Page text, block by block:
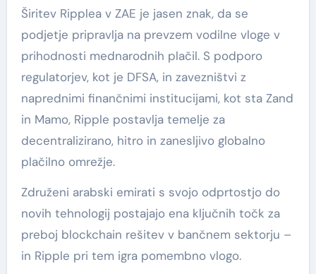
Širitev Ripplea v ZAE je jasen znak, da se
podjetje pripravlja na prevzem vodilne vloge v
prihodnosti mednarodnih plačil. S podporo
regulatorjev, kot je DFSA, in zavezništvi z
naprednimi finančnimi institucijami, kot sta Zand
in Mamo, Ripple postavlja temelje za
decentralizirano, hitro in zanesljivo globalno
plačilno omrežje.
Združeni arabski emirati s svojo odprtostjo do
novih tehnologij postajajo ena ključnih točk za
preboj blockchain rešitev v bančnem sektorju –
in Ripple pri tem igra pomembno vlogo.